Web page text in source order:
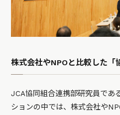
株式会社やNPOと比較した「
JCA協同組合連携部研究員であ
ションの中では、株式会社や